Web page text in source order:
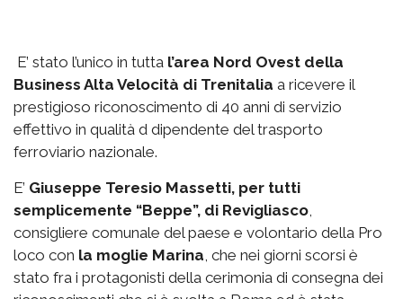
E’ stato l’unico in tutta l’area Nord Ovest della
Business Alta Velocità di Trenitalia a ricevere il
prestigioso riconoscimento di 40 anni di servizio
effettivo in qualità d dipendente del trasporto
ferroviario nazionale.
E’ Giuseppe Teresio Massetti, per tutti
semplicemente “Beppe”, di Revigliasco,
consigliere comunale del paese e volontario della Pro
loco con la moglie Marina, che nei giorni scorsi è
stato fra i protagonisti della cerimonia di consegna dei